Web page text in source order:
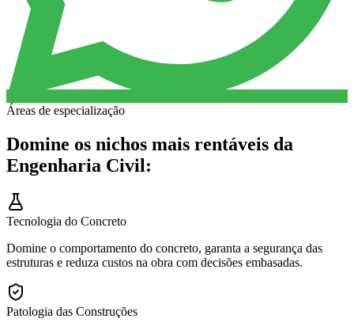
Áreas de especialização
Domine os nichos mais rentáveis da
Engenharia Civil:
Tecnologia do Concreto
Domine o comportamento do concreto, garanta a segurança das
estruturas e reduza custos na obra com decisões embasadas.
Patologia das Construções